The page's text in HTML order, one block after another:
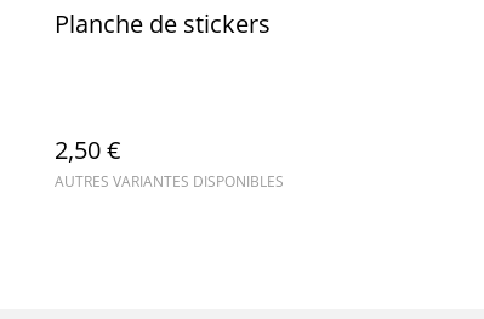
Planche de stickers
2,50 €
AUTRES VARIANTES DISPONIBLES